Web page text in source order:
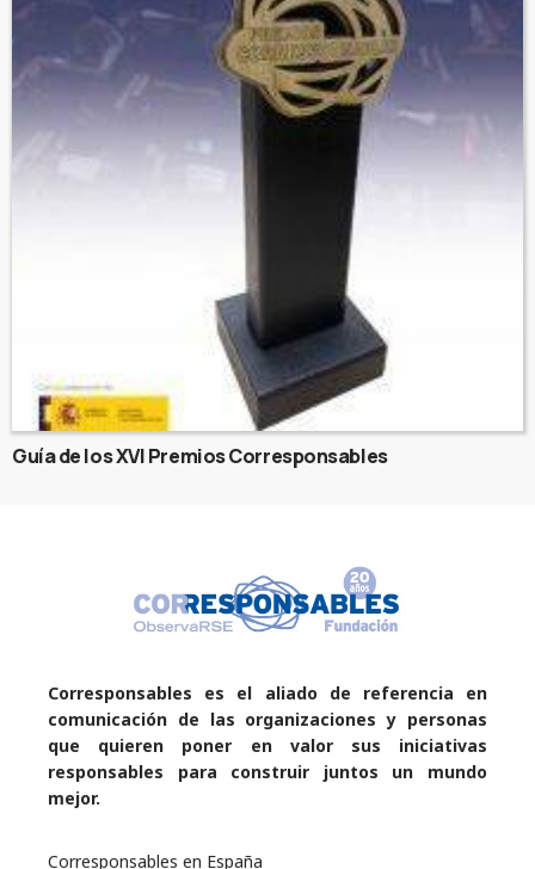
Guía de los XVI Premios Corresponsables
Corresponsables es el aliado de referencia en
comunicación de las organizaciones y personas
que quieren poner en valor sus iniciativas
responsables para construir juntos un mundo
mejor.
Corresponsables en España